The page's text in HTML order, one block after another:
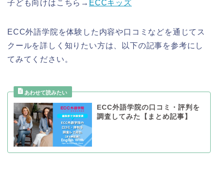
子ども向けはこちら→ ECCキッズ
ECC外語学院を体験した内容や口コミなどを通じてス
クールを詳しく知りたい方は、以下の記事を参考にし
てみてください。
ECC外語学院の口コミ・評判を
調査してみた【まとめ記事】